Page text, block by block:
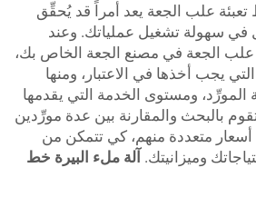
علب الجعة يعد أمراً قد يُحقِّق
في سهولة تشغيل عملياتك. وعند
علب الجعة في مصنع الجعة الخاص بك،
يجب أخذها في الاعتبار، ومنها
ومستوى الخدمة التي يقدمها
بالبحث والمقارنة بين عدة مورِّدين
متعددة منهم، كي تتمكن من
وميزانيتك. آلة ملء البيرة خط